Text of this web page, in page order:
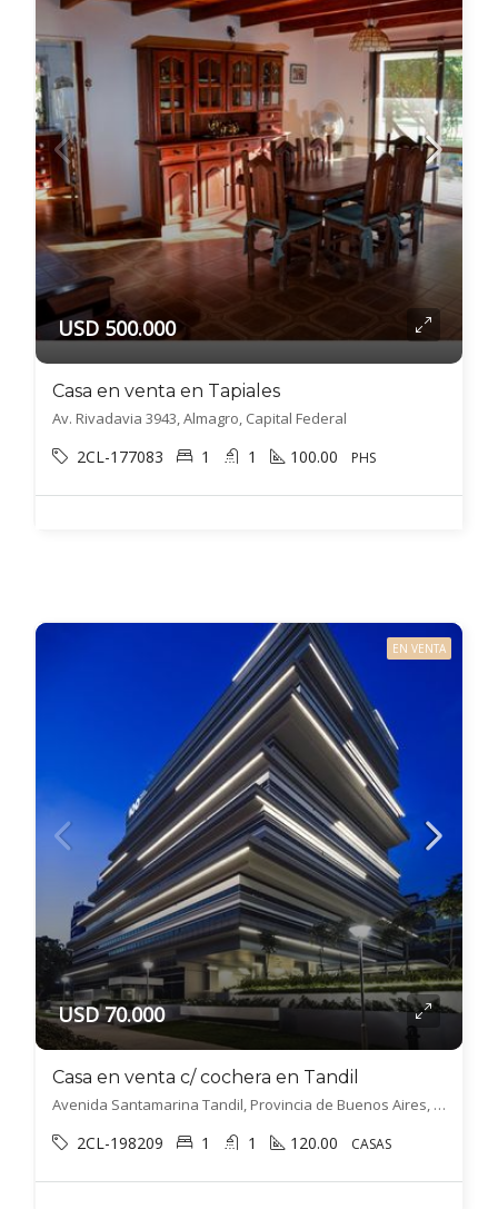
USD 500.000
Casa en venta en Tapiales
Av. Rivadavia 3943, Almagro, Capital Federal
2CL-177083 1 1 100.00 PHS
EN VENTA
USD 70.000
Casa en venta c/ cochera en Tandil
Avenida Santamarina Tandil, Provincia de Buenos Aires, Argentina, Tandil, Tandil
2CL-198209 1 1 120.00 CASAS